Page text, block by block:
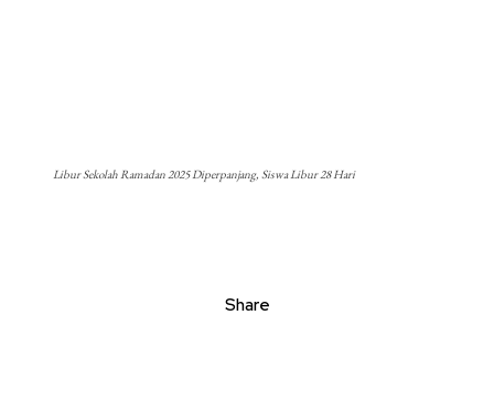
Libur Sekolah Ramadan 2025 Diperpanjang, Siswa Libur 28 Hari
Share